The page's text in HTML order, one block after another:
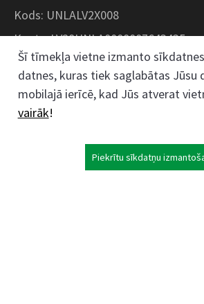
Kods: UNLALV2X008
Konts: LV28UNLA0008007643435
Kokaudzētavas iela 1,
pagasts, Jelgavas novads, LV-
Šī tīmekļa vietne izmanto
datnes, kuras tiek saglabātas Jūsu
mobilajā ierīcē, kad Jūs atverat
vairāk!
Piekrītu sīkdatņu